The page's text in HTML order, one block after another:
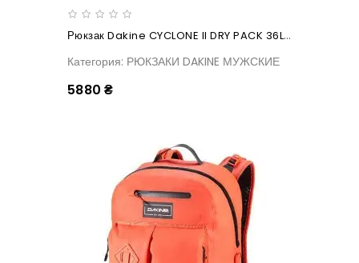
Рюкзак Dakine CYCLONE II DRY PACK 36L Sun Flare
Категория: РЮКЗАКИ DAKINE МУЖСКИЕ
5880 ₴